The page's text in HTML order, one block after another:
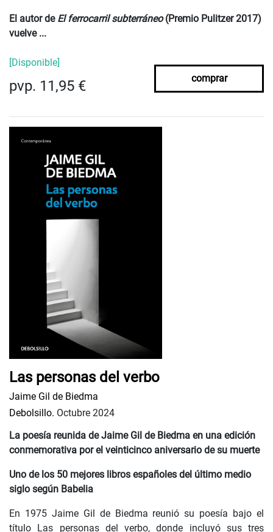
El autor de El ferrocarril subterráneo(Premio Pulitzer 2017)
vuelve ...
[Disponible]
pvp. 11,95 € comprar
Las personas del verbo
Jaime Gil de Biedma
Debolsillo. Octubre 2024
La poesía reunida de Jaime Gil de Biedma en una edición
conmemorativa por el veinticinco aniversario de su muerte
Uno de los 50 mejores libros españoles del último medio
siglo según Babelia
En 1975 Jaime Gil de Biedma reunió su poesía bajo el
título Las personas del verbo, donde incluyó sus tres